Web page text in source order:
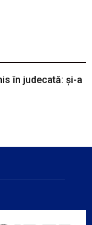
în judecată: și-a